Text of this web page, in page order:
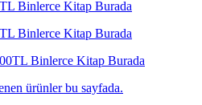
Binlerce Kitap Burada
Binlerce Kitap Burada
Binlerce Kitap Burada
ürünler bu sayfada.